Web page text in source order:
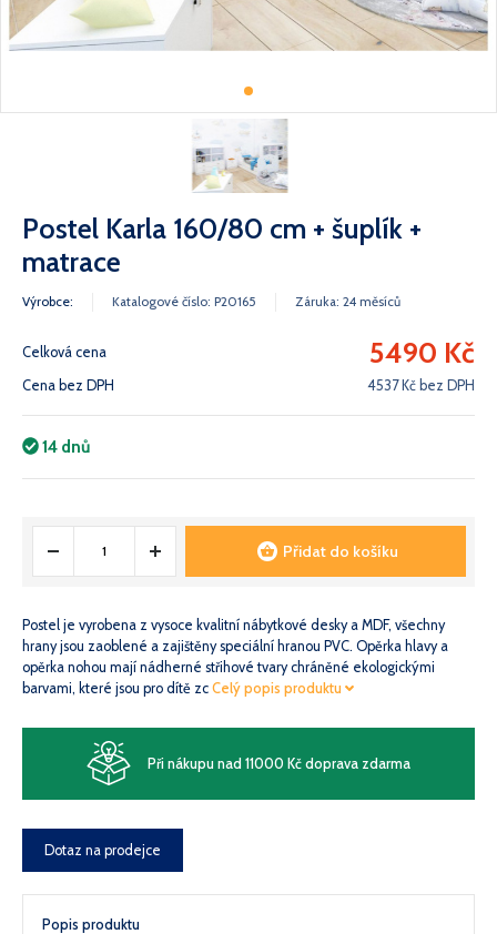
Postel Karla 160/80 cm + šuplík +
matrace
Výrobce: Katalogové číslo: P20165 Záruka: 24 měsíců
Celková cena 5490 Kč
Cena bez DPH 4537 Kč bez DPH
14 dnů
Přidat do košíku
Postel je vyrobena z vysoce kvalitní nábytkové desky a MDF, všechny
hrany jsou zaoblené a zajištěny speciální hranou PVC. Opěrka hlavy a
opěrka nohou mají nádherné střihové tvary chráněné ekologickými
barvami, které jsou pro dítě zc Celý popis produktu
Při nákupu nad 11000 Kč doprava zdarma
Dotaz na prodejce
Popis produktu